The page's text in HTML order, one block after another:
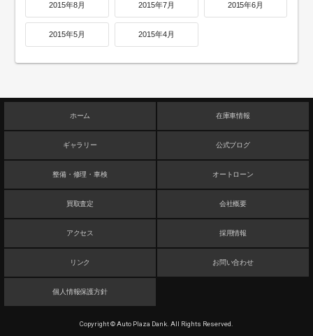
2015年8月 2015年7月 2015年6月
2015年5月 2015年4月
ホーム 在庫車情報
ギャラリー 公式ブログ
整備・修理・車検 オートローン
買取査定 会社概要
アクセス 採用情報
リンク お問い合わせ
個人情報保護方針
Copyright © Auto Plaza Dank. All Rights Reserved.